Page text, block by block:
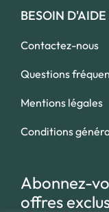
BESOIN D'AIDE
Contactez-nous
Questions
Mentions légales
Conditions
Abonnez-
offres